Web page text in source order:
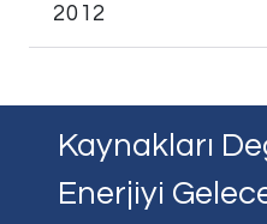
2012
Kaynakları
Enerjiyi